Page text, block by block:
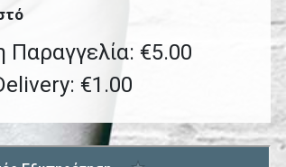
Παραγγελία: €5.00
€1.00